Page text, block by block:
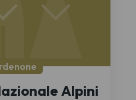
Alpini